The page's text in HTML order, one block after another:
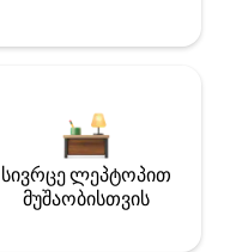
სივრცე ლეპტოპით
მუშაობისთვის